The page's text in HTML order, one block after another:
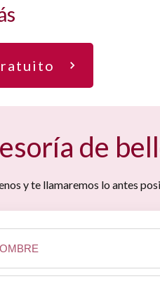
de
y te llamaremos lo antes